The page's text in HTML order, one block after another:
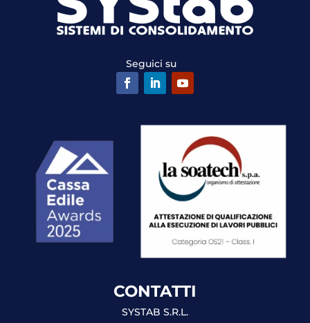
Seguici su
CONTATTI
SYSTAB S.R.L.